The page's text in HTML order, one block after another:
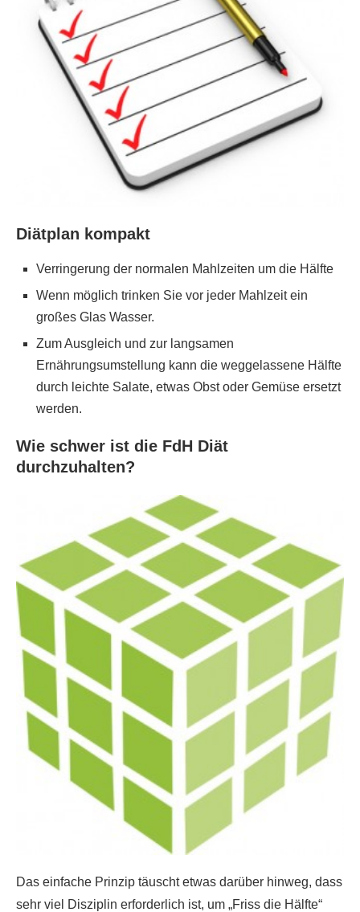
Diätplan kompakt
Verringerung der normalen Mahlzeiten um die Hälfte
Wenn möglich trinken Sie vor jeder Mahlzeit ein
großes Glas Wasser.
Zum Ausgleich und zur langsamen
Ernährungsumstellung kann die weggelassene Hälfte
durch leichte Salate, etwas Obst oder Gemüse ersetzt
werden.
Wie schwer ist die FdH Diät
durchzuhalten?
Das einfache Prinzip täuscht etwas darüber hinweg, dass
sehr viel Disziplin erforderlich ist, um „Friss die Hälfte“